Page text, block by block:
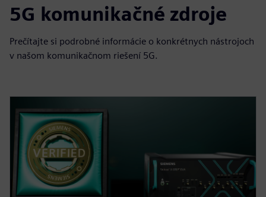
5G komunikačné zdroje
Prečítajte si podrobné informácie o konkrétnych nástrojoch
v našom komunikačnom riešení 5G.